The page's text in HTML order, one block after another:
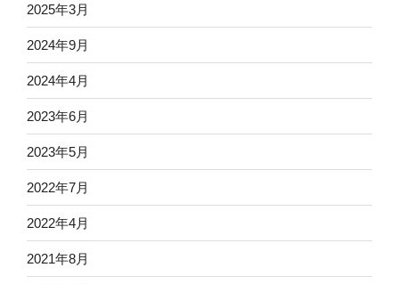
2025年3月
2024年9月
2024年4月
2023年6月
2023年5月
2022年7月
2022年4月
2021年8月